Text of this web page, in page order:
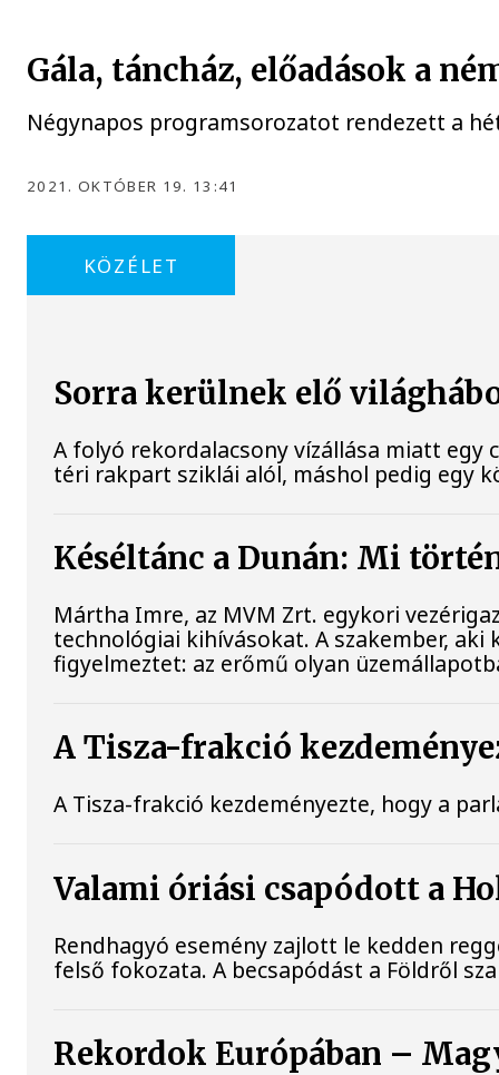
Gála, táncház, előadások a
Négynapos programsorozatot rendezett a
2021. OKTÓBER 19. 13:41
KÖZÉLET
Sorra kerülnek elő
A folyó rekordalacsony vízállása miatt
téri rakpart sziklái alól, máshol pedig egy
Késéltánc a Dunán: Mi
Mártha Imre, az MVM Zrt. egykori
technológiai kihívásokat. A szakember,
figyelmeztet: az erőmű olyan
A Tisza-frakció
A Tisza-frakció kezdeményezte, hogy a
Valami óriási csapódott a
Rendhagyó esemény zajlott le kedden
felső fokozata. A becsapódást a Földről
Rekordok Európában –